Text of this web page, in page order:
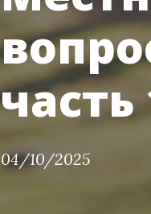
часть
04/10/2025